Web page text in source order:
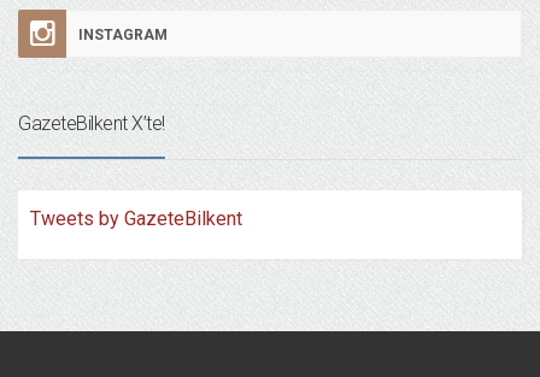
INSTAGRAM
GazeteBilkent X’te!
Tweets by GazeteBilkent